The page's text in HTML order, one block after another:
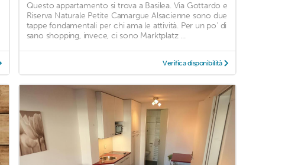
Questo appartamento si trova a Basilea. Via Gottardo e
Riserva Naturale Petite Camargue Alsacienne sono due
tappe fondamentali per chi ama le attività. Per un po' di
sano shopping, invece, ci sono Marktplatz ...
Verifica disponibilità